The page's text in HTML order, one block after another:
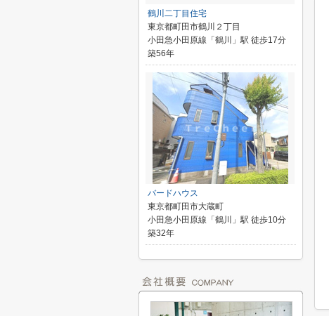
鶴川二丁目住宅
東京都町田市鶴川２丁目
小田急小田原線「鶴川」駅 徒歩17分
築56年
バードハウス
東京都町田市大蔵町
小田急小田原線「鶴川」駅 徒歩10分
築32年